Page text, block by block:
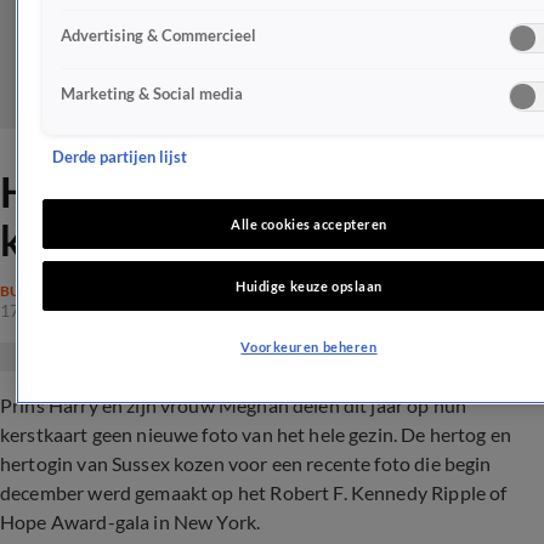
Harry en Meghan zonder
kinderen op kerstkaart
BUITENLANDSE ROYALS
17 dec 2022, 15:49
Prins Harry en zijn vrouw Meghan delen dit jaar op hun
kerstkaart geen nieuwe foto van het hele gezin. De hertog en
hertogin van Sussex kozen voor een recente foto die begin
december werd gemaakt op het Robert F. Kennedy Ripple of
Hope Award-gala in New York.
Advertising & Commercieel
Marketing & Social media
Derde partijen lijst
Alle cookies accepteren
Huidige keuze opslaan
Voorkeuren beheren